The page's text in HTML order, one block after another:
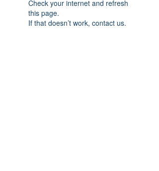
Check your internet and refresh
this page.
If that doesn’t work, contact us.